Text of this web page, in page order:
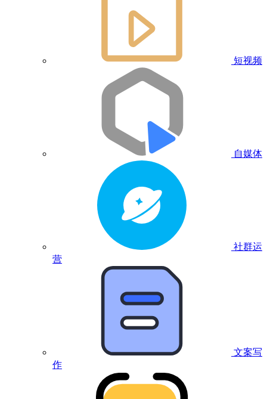
短视频
自媒体
社群运
营
文案写
作